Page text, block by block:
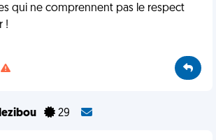
qui ne comprennent pas le respect
!
29